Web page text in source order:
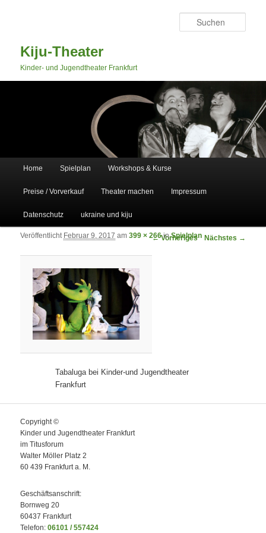
Kiju-Theater
Kinder- und Jugendtheater Frankfurt
Zum primären Inhalt springen
Zum sekundären Inhalt springen
Home Spielplan Workshops & Kurse
Preise / Vorverkauf Theater machen Impressum
Datenschutz ukraine und kiju
Bilder-Navigation
← Vorheriges Nächstes →
Veröffentlicht Februar 9, 2017 am399 × 266inSpielplan
Tabaluga bei Kinder-und Jugendtheater
Frankfurt
Copyright ©
Kinder und Jugendtheater Frankfurt
im Titusforum
Walter Möller Platz 2
60 439 Frankfurt a. M.
Geschäftsanschrift:
Bornweg 20
60437 Frankfurt
Telefon:06101 / 557424